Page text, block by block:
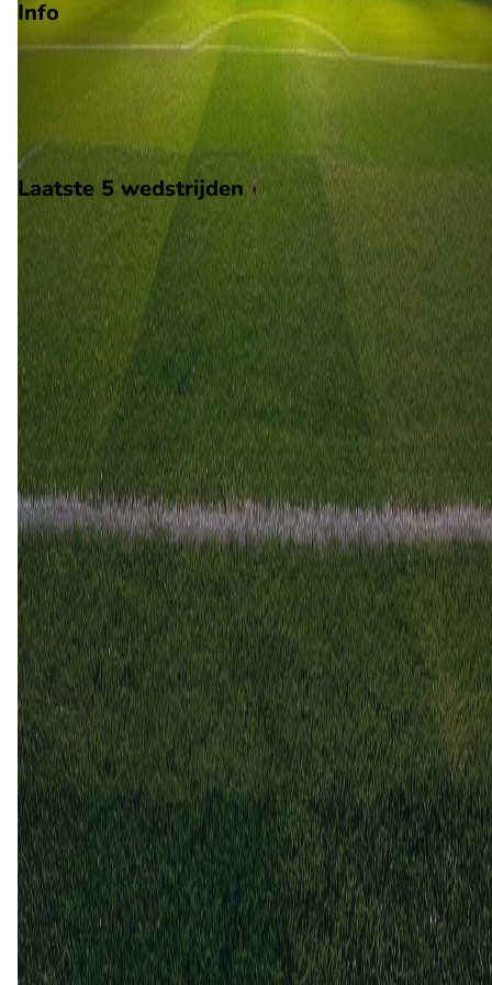
Info
Op 21 augustus 2026 gaat SJK de strijd aan met FC Lahti. De
wedstrijd wordt afgetrapt om 16:00 en wordt gespeeld in de
Veikkausliga.
Scheidsrechter: Onbekend
Laatste 5 wedstrijden
SJK
FC Lahti
2026
FC Lahti
SJK
2
27 jul 2024
SJK
FC Lahti
5
5
27 mei2024
FC Lahti
SJK
04
16 jul 2023
FC Lahti
SJK
1 1
22 apr2023
SJK
FC Lahti
00
SJK (2)40%
Gelijk (3) 60%